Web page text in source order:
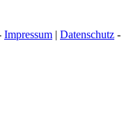
Impressum | Datenschutz -